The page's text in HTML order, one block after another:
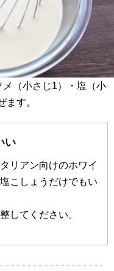
（小さじ1）・塩（小
ます。
い
リアン向けのホワイ
こしょうだけでもい
してください。